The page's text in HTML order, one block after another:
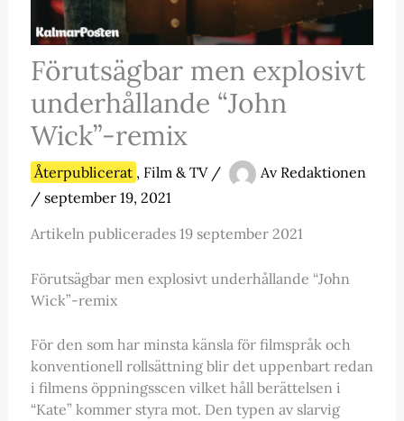
Förutsägbar men explosivt
underhållande “John
Wick”-remix
Återpublicerat , Film & TV/ Av Redaktionen
/ september 19, 2021
Artikeln publicerades 19 september 2021
Förutsägbar men explosivt underhållande “John
Wick”-remix
För den som har minsta känsla för filmspråk och
konventionell rollsättning blir det uppenbart redan
i filmens öppningsscen vilket håll berättelsen i
“Kate” kommer styra mot. Den typen av slarvig